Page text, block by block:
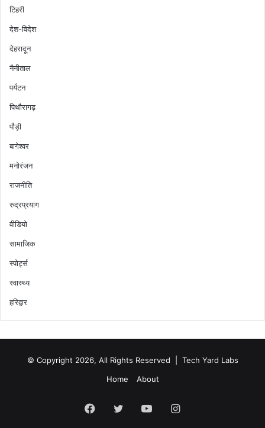
टिहरी
देश-विदेश
देहरादून
नैनीताल
पर्यटन
पिथौरागढ़
पौड़ी
बागेश्वर
मनोरंजन
राजनीति
रुद्रप्रयाग
वीडियो
सामाजिक
स्पोर्ट्स
स्वास्थ्य
हरिद्वार
© Copyright 2026, All Rights Reserved | Tech Yard Labs
Home
About
Facebook
Twitter YouTubeInstagram